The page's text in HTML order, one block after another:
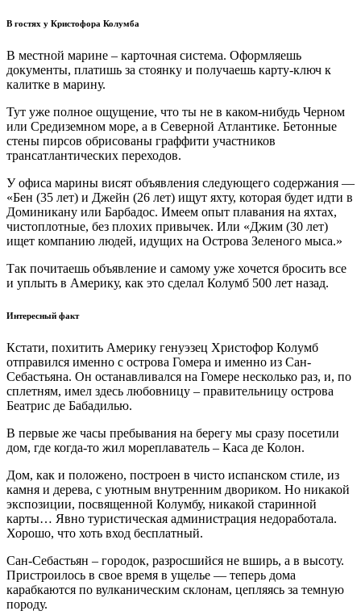
В гостях у Кристофора Колумба
В местной марине – карточная система. Оформляешь
документы, платишь за стоянку и получаешь карту-ключ к
калитке в марину.
Тут уже полное ощущение, что ты не в каком-нибудь Черном
или Средиземном море, а в Северной Атлантике. Бетонные
стены пирсов обрисованы граффити участников
трансатлантических переходов.
У офиса марины висят объявления следующего содержания —
«Бен (35 лет) и Джейн (26 лет) ищут яхту, которая будет идти в
Доминикану или Барбадос. Имеем опыт плавания на яхтах,
чистоплотные, без плохих привычек. Или «Джим (30 лет)
ищет компанию людей, идущих на Острова Зеленого мыса.»
Так почитаешь объявление и самому уже хочется бросить все
и уплыть в Америку, как это сделал Колумб 500 лет назад.
Интересный факт
Кстати, похитить Америку генуэзец Христофор Колумб
отправился именно с острова Гомера и именно из Сан-
Себастьяна. Он останавливался на Гомере несколько раз, и, по
сплетням, имел здесь любовницу – правительницу острова
Беатрис де Бабадилью.
В первые же часы пребывания на берегу мы сразу посетили
дом, где когда-то жил мореплаватель – Каса де Колон.
Дом, как и положено, построен в чисто испанском стиле, из
камня и дерева, с уютным внутренним двориком. Но никакой
экспозиции, посвященной Колумбу, никакой старинной
карты… Явно туристическая администрация недоработала.
Хорошо, что хоть вход бесплатный.
Сан-Себастьян – городок, разросшийся не вширь, а в высоту.
Пристроилось в свое время в ущелье — теперь дома
карабкаются по вулканическим склонам, цепляясь за темную
породу.